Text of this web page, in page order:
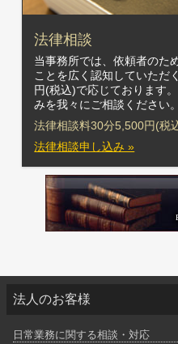
法律相談
当事務所では、依頼者のた
ことを広く認知していただ
円(税込)で応じております
みを我々にご相談ください。
法律相談料30分5,500円(税
法律相談申し込み »
法人のお客様
日常業務に関する相談・対応